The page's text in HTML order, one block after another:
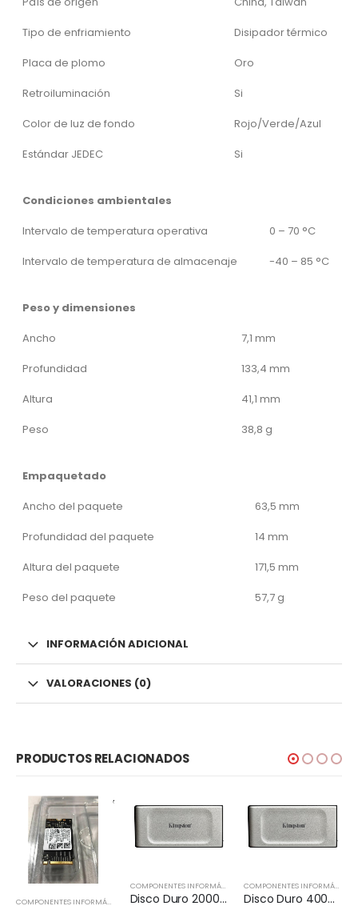
Tipo de enfriamiento
Disipador térmico
Placa de plomo
Oro
Retroiluminación
Si
Color de luz de fondo
Rojo/Verde/Azul
Estándar JEDEC
Si
Condiciones ambientales
Intervalo de temperatura operativa
0 – 70 °C
Intervalo de temperatura de almacenaje
-40 – 85 °C
Peso y dimensiones
Ancho
7,1 mm
Profundidad
133,4 mm
Altura
41,1 mm
Peso
38,8 g
Empaquetado
Ancho del paquete
63,5 mm
Profundidad del paquete
14 mm
Altura del paquete
171,5 mm
Peso del paquete
57,7 g
INFORMACIÓN ADICIONAL
VALORACIONES (0)
PRODUCTOS RELACIONADOS
COMPONENTES INFORMÁTICOS ,DISCO EXTERNO
COMPONENTES INFORMÁTICOS ,DISCO EXTERNO
Disco Duro 2000G PORTABLE SSD XS2000 USB 3.2 Gen 2
COMPONENTES INFORMÁTICOS
Disco Duro 4000G PORTABLE SSD XS2000